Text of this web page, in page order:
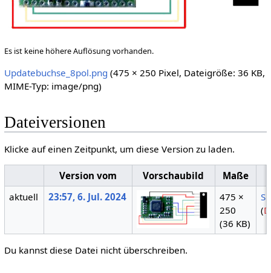
Es ist keine höhere Auflösung vorhanden.
Updatebuchse_8pol.png (475 × 250 Pixel, Dateigröße: 36 KB,
MIME-Typ: image/png)
Dateiversionen
Klicke auf einen Zeitpunkt, um diese Version zu laden.
Version vom Vorschaubild
Maße
aktuell
23:57, 6. Jul. 2024
475 ×
250
(36 KB)
(
Du kannst diese Datei nicht überschreiben.